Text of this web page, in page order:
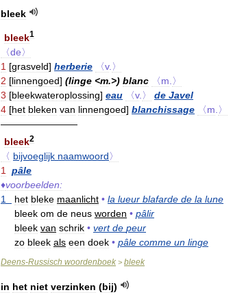
bleek
bleek1
〈de〉
1 [grasveld] herberie 〈v. 〉
2 [linnengoed] (linge <m.>) blanc 〈m 〉
3 [bleekwateroplossing] eau 〈v. 〉 de Javel
4 [het bleken van linnengoed] blanchissage 〈m 〉
————————
bleek2
〈 bijvoeglijk naamwoord〉
1 pâle
♦voorbeelden:
1
het bleke maanlicht • la lueur blafarde de la lune
bleek om de neus worden • pâlir
bleek van schrik • vert de peur
zo bleek als een doek • pâle comme un linge
Deens-Russisch woordenboek > bleek
in het niet verzinken (bij)